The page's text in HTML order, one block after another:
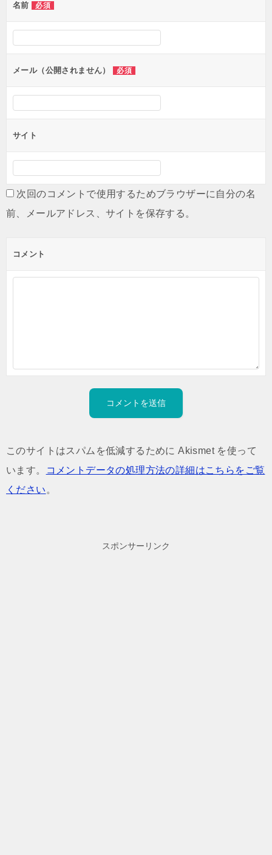
ー
シ
ン
名前 必須
メール（公開されません） 必須
サイト
次回のコメントで使用するためブラウザーに自分の名
前、メールアドレス、サイトを保存する。
コメント
このサイトはスパムを低減するために Akismet を使って
います。
コメントデータの処理方法の詳細はこちらをご覧
ください 。
スポンサーリンク